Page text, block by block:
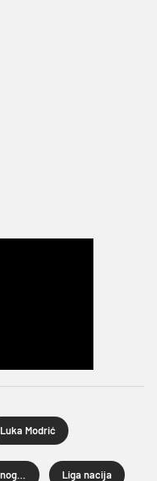
Luka Modrić
Liga nacija